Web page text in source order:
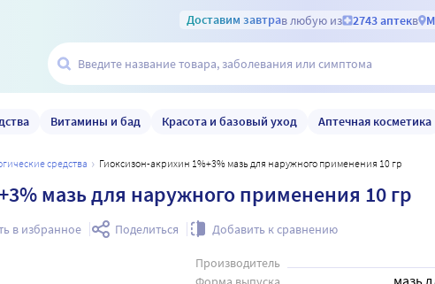
Доставим завтрав любую из 2743 аптекв
Витамины и бад Красота и базовый уход Аптечная косметика
средства Гиоксизон-акрихин 1%+3% мазь для наружного применения 10 гр
мазь для наружного применения 10 гр
в избранное Поделиться Добавить к сравнению
Производитель
мазь